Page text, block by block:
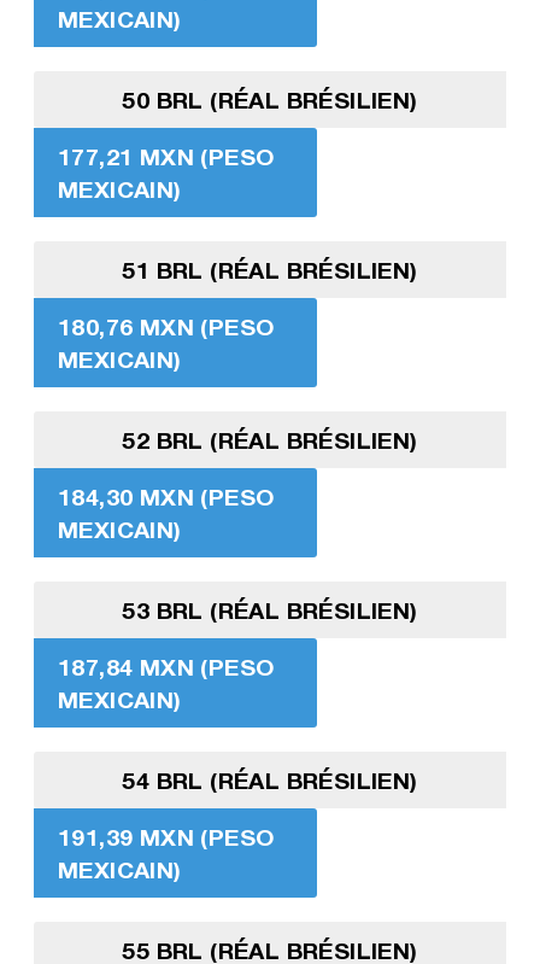
MEXICAIN)
50 BRL (RÉAL BRÉSILIEN)
177,21 MXN (PESO
MEXICAIN)
51 BRL (RÉAL BRÉSILIEN)
180,76 MXN (PESO
MEXICAIN)
52 BRL (RÉAL BRÉSILIEN)
184,30 MXN (PESO
MEXICAIN)
53 BRL (RÉAL BRÉSILIEN)
187,84 MXN (PESO
MEXICAIN)
54 BRL (RÉAL BRÉSILIEN)
191,39 MXN (PESO
MEXICAIN)
55 BRL (RÉAL BRÉSILIEN)